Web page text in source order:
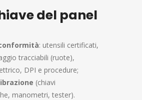
del panel
: utensili certificati,
tracciabili (ruote),
DPI e procedure;
(chiavi
manometri, tester).